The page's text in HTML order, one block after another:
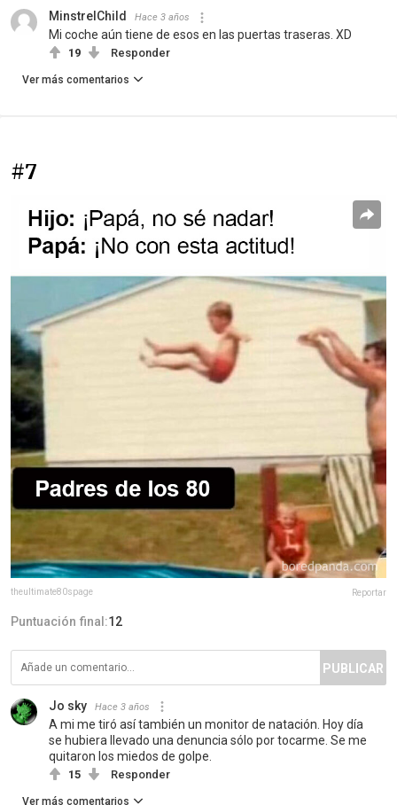
MinstrelChild Hace 3 años
Mi coche aún tiene de esos en las puertas traseras. XD
19 Responder
Ver más comentarios
#7
theultimate80spage Reportar
Puntuación final:12
PUBLICAR
Jo sky Hace 3 años
A mi me tiró así también un monitor de natación. Hoy día
se hubiera llevado una denuncia sólo por tocarme. Se me
quitaron los miedos de golpe.
15 Responder
Ver más comentarios